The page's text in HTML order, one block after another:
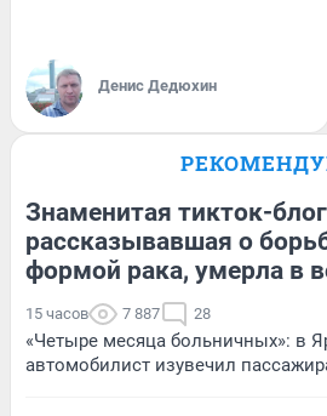
Денис Дедюхин
Знаменитая тикток-
рассказывавшая о
формой рака, умерла в
15 часов 7 887 28
«Четыре месяца больничных»: в
автомобилист изувечил